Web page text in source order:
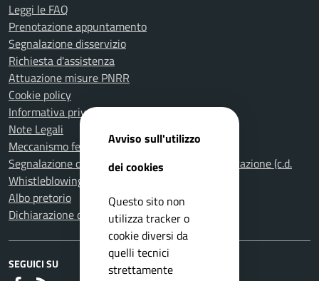
Leggi le FAQ
Prenotazione appuntamento
Segnalazione disservizio
Richiesta d'assistenza
Attuazione misure PNRR
Cookie policy
Informativa privacy
Note Legali
Meccanismo feedback per l'accessibilità
Segnalazione di illeciti nella Pubblica Amministrazione (c.d.
Whistleblowing)
Albo pretorio
Dichiarazione di accessibilità
SEGUICI SU
Avviso sull'utilizzo
dei cookies
Questo sito non
utilizza tracker o
cookie diversi da
quelli tecnici
strettamente